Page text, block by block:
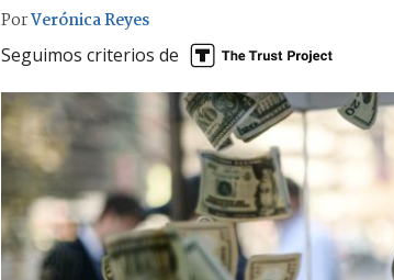
PorVerónica Reyes
Seguimos criterios de